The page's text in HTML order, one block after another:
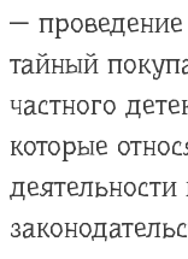
— проведение
тайный
частного
которые